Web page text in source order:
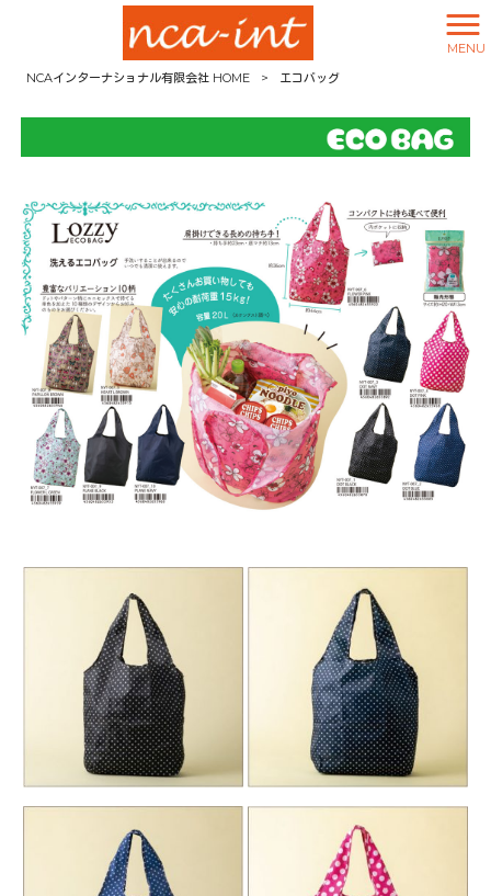
MENU
NCAインターナショナル有限会社 HOME
> エコバッグ